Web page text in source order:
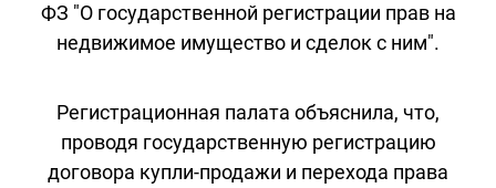
ФЗ "О государственной регистрации прав на
недвижимое имущество и сделок с ним".
Регистрационная палата объяснила, что,
проводя государственную регистрацию
договора купли-продажи и перехода права